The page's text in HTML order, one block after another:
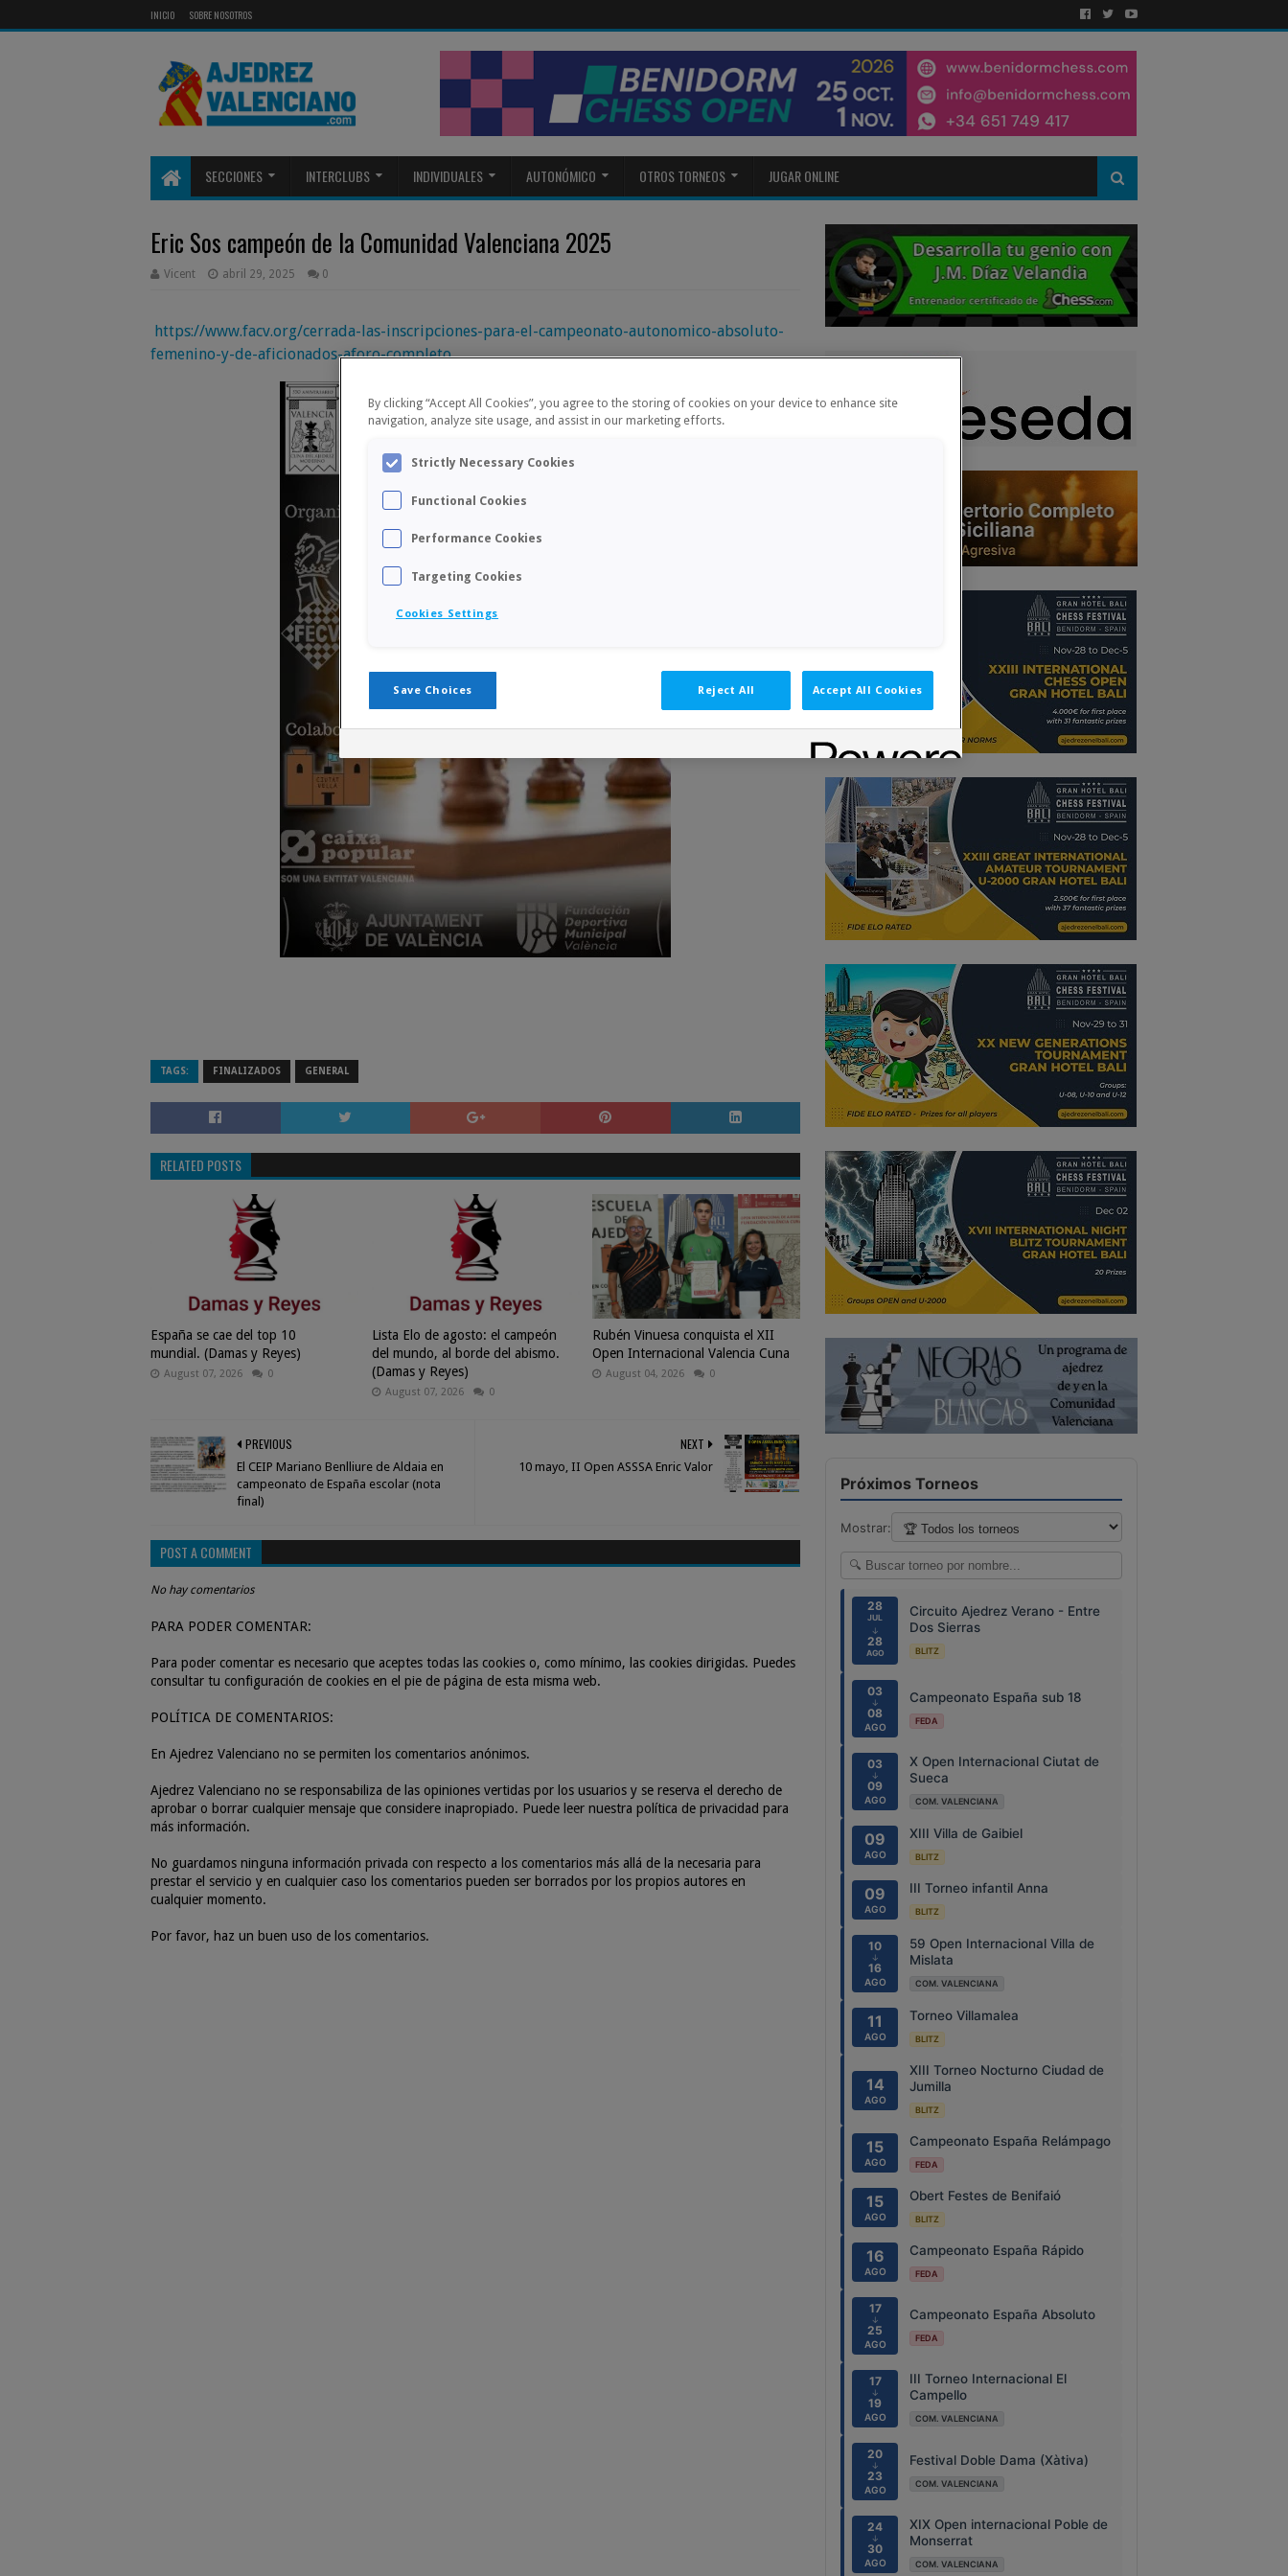
INICIO SOBRE NOSOTROS
SECCIONES INTERCLUBS INDIVIDUALES AUTONÓMICO OTROS TORNEOS JUGAR ONLINE
Eric Sos campeón de la Comunidad Valenciana 2025
Vicent abril 29, 2025 0
https://www.facv.org/cerrada-las-inscripciones-para-el-campeonato-autonomico-absoluto-
femenino-y-de-aficionados-aforo-completo
TAGS: FINALIZADOS GENERAL
RELATED POSTS
España se cae del top 10
mundial. (Damas y Reyes)
August 07, 2026 0
Lista Elo de agosto: el campeón
del mundo, al borde del abismo.
(Damas y Reyes)
August 07, 2026 0
Rubén Vinuesa conquista el XII
Open Internacional Valencia Cuna
August 04, 2026 0
NEXT
10 mayo, II Open ASSSA Enric Valor
PREVIOUS
El CEIP Mariano Benlliure de Aldaia en
campeonato de España escolar (nota
final)
POST A COMMENT
No hay comentarios
PARA PODER COMENTAR:
Para poder comentar es necesario que aceptes todas las cookies o, como mínimo, las cookies dirigidas. Puedes
consultar tu configuración de cookies en el pie de página de esta misma web.
POLÍTICA DE COMENTARIOS:
En Ajedrez Valenciano no se permiten los comentarios anónimos.
Ajedrez Valenciano no se responsabiliza de las opiniones vertidas por los usuarios y se reserva el derecho de
aprobar o borrar cualquier mensaje que considere inapropiado. Puede leer nuestra política de privacidad para
más información.
No guardamos ninguna información privada con respecto a los comentarios más allá de la necesaria para
prestar el servicio y en cualquier caso los comentarios pueden ser borrados por los propios autores en
cualquier momento.
Por favor, haz un buen uso de los comentarios.
Próximos Torneos
Mostrar:
28
JUL
↓
28
AGO
Circuito Ajedrez Verano - Entre
Dos Sierras
BLITZ
03
↓
08
AGO
Campeonato España sub 18
FEDA
03
↓
09
AGO
X Open Internacional Ciutat de
Sueca
COM. VALENCIANA
09
AGO
XIII Villa de Gaibiel
BLITZ
09
AGO
III Torneo infantil Anna
BLITZ
10
↓
16
AGO
59 Open Internacional Villa de
Mislata
COM. VALENCIANA
11
AGO
Torneo Villamalea
BLITZ
14
AGO
XIII Torneo Nocturno Ciudad de
Jumilla
BLITZ
15
AGO
Campeonato España Relámpago
FEDA
15
AGO
Obert Festes de Benifaió
BLITZ
16
AGO
Campeonato España Rápido
FEDA
17
↓
25
AGO
Campeonato España Absoluto
FEDA
17
↓
19
AGO
III Torneo Internacional El
Campello
COM. VALENCIANA
20
↓
23
AGO
Festival Doble Dama (Xàtiva)
COM. VALENCIANA
24
↓
30
AGO
XIX Open internacional Poble de
Monserrat
COM. VALENCIANA
By clicking “Accept All Cookies”, you agree to the storing of cookies on your device to enhance site
navigation, analyze site usage, and assist in our marketing efforts.
Strictly Necessary Cookies
Functional Cookies
Performance Cookies
Targeting Cookies
Cookies Settings
Save Choices Reject All Accept All Cookies